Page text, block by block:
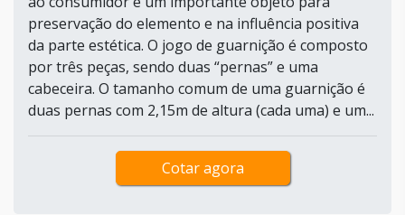
preservação do elemento e na influência positiva
da parte estética. O jogo de guarnição é composto
por três peças, sendo duas “pernas” e uma
cabeceira. O tamanho comum de uma guarnição é
duas pernas com 2,15m de altura (cada uma) e um...
Cotar agora